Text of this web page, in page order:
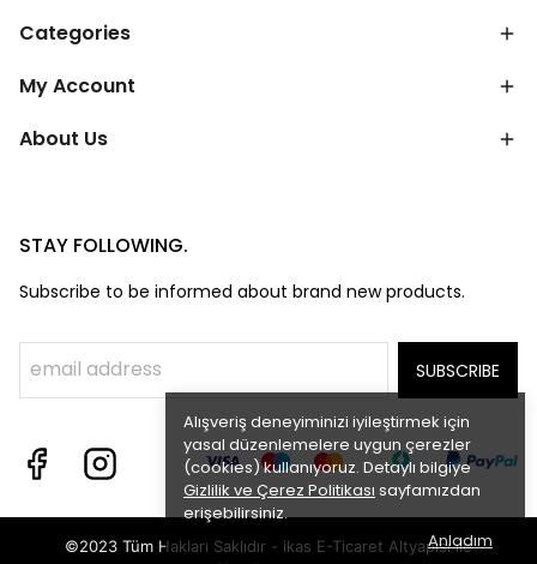
Alışveriş deneyiminizi iyileştirmek için
yasal düzenlemelere uygun çerezler
(cookies) kullanıyoruz. Detaylı bilgiye
Gizlilik ve Çerez Politikası sayfamızdan
erişebilirsiniz.
Anladım
Categories
My Account
About Us
STAY FOLLOWING.
Subscribe to be informed about brand new products.
SUBSCRIBE
©2023 Tüm Hakları Saklıdır - ikas E-Ticaret Altyapısı ile